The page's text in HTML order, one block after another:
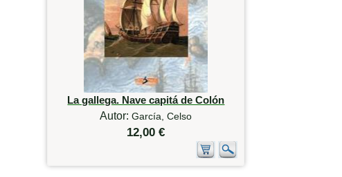
La gallega. Nave capitá de Colón
Autor:García, Celso
12,00 €